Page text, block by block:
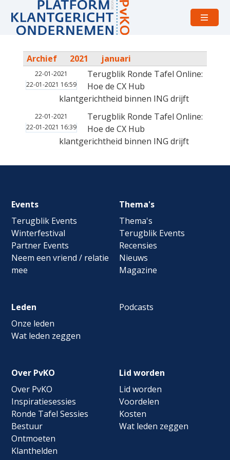
Open
Archief 2021 januari
22-01-2021
22-01-2021 16:59
Terugblik Ronde Tafel Online:
Hoe de CX Hub
klantgerichtheid binnen ING drijft
22-01-2021
22-01-2021 16:39
Terugblik Ronde Tafel Online:
Hoe de CX Hub
klantgerichtheid binnen ING drijft
Footer
navigation
Events
Terugblik Events
Winterfestival
Partner Events
Neem een vriend / relatie
mee
Thema's
Thema's
Terugblik Events
Recensies
Nieuws
Magazine
Leden
Onze leden
Wat leden zeggen
Podcasts
Over PvKO
Over PvKO
Inspiratiesessies
Ronde Tafel Sessies
Bestuur
Ontmoeten
Klanthelden
Lid worden
Lid worden
Voordelen
Kosten
Wat leden zeggen